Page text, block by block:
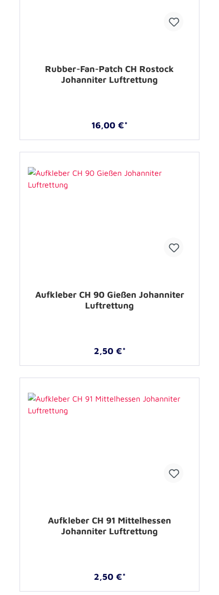
Rubber-Fan-Patch CH Rostock
Johanniter Luftrettung
16,00 €*
Aufkleber CH 90 Gießen Johanniter
Luftrettung
2,50 €*
Aufkleber CH 91 Mittelhessen
Johanniter Luftrettung
2,50 €*